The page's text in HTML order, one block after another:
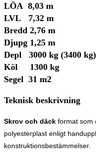
LÖA 8,03 m
LVL 7,32 m
Bredd 2,76 m
Djupg 1,25 m
Depl 3000 kg (3400 kg)
Köl 1300 kg
Segel 31 m2
Teknisk beskrivning
Skrov och däck format som
polyesterplast enligt
konstruktionsbestämmelser.